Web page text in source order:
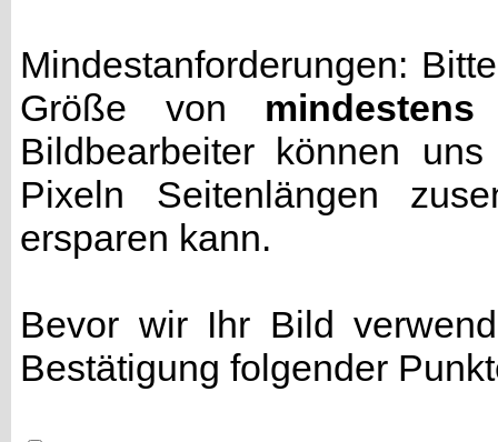
Mindestanforderungen:
Größe von
Bildbearbeiter können
Pixeln Seitenlängen
ersparen kann.
Bevor wir Ihr Bild
Bestätigung folgender